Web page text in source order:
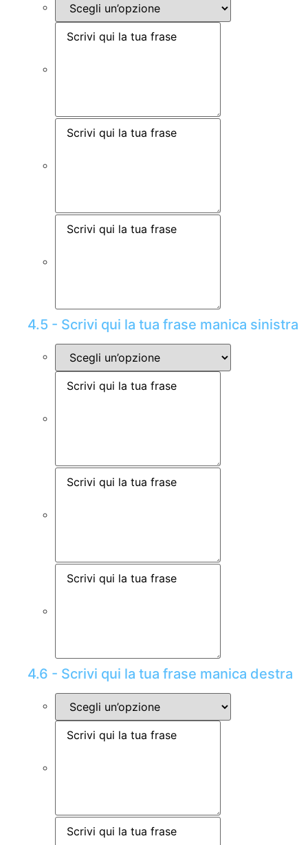
4.5 - Scrivi qui la tua frase manica sinistra
4.6 - Scrivi qui la tua frase manica destra